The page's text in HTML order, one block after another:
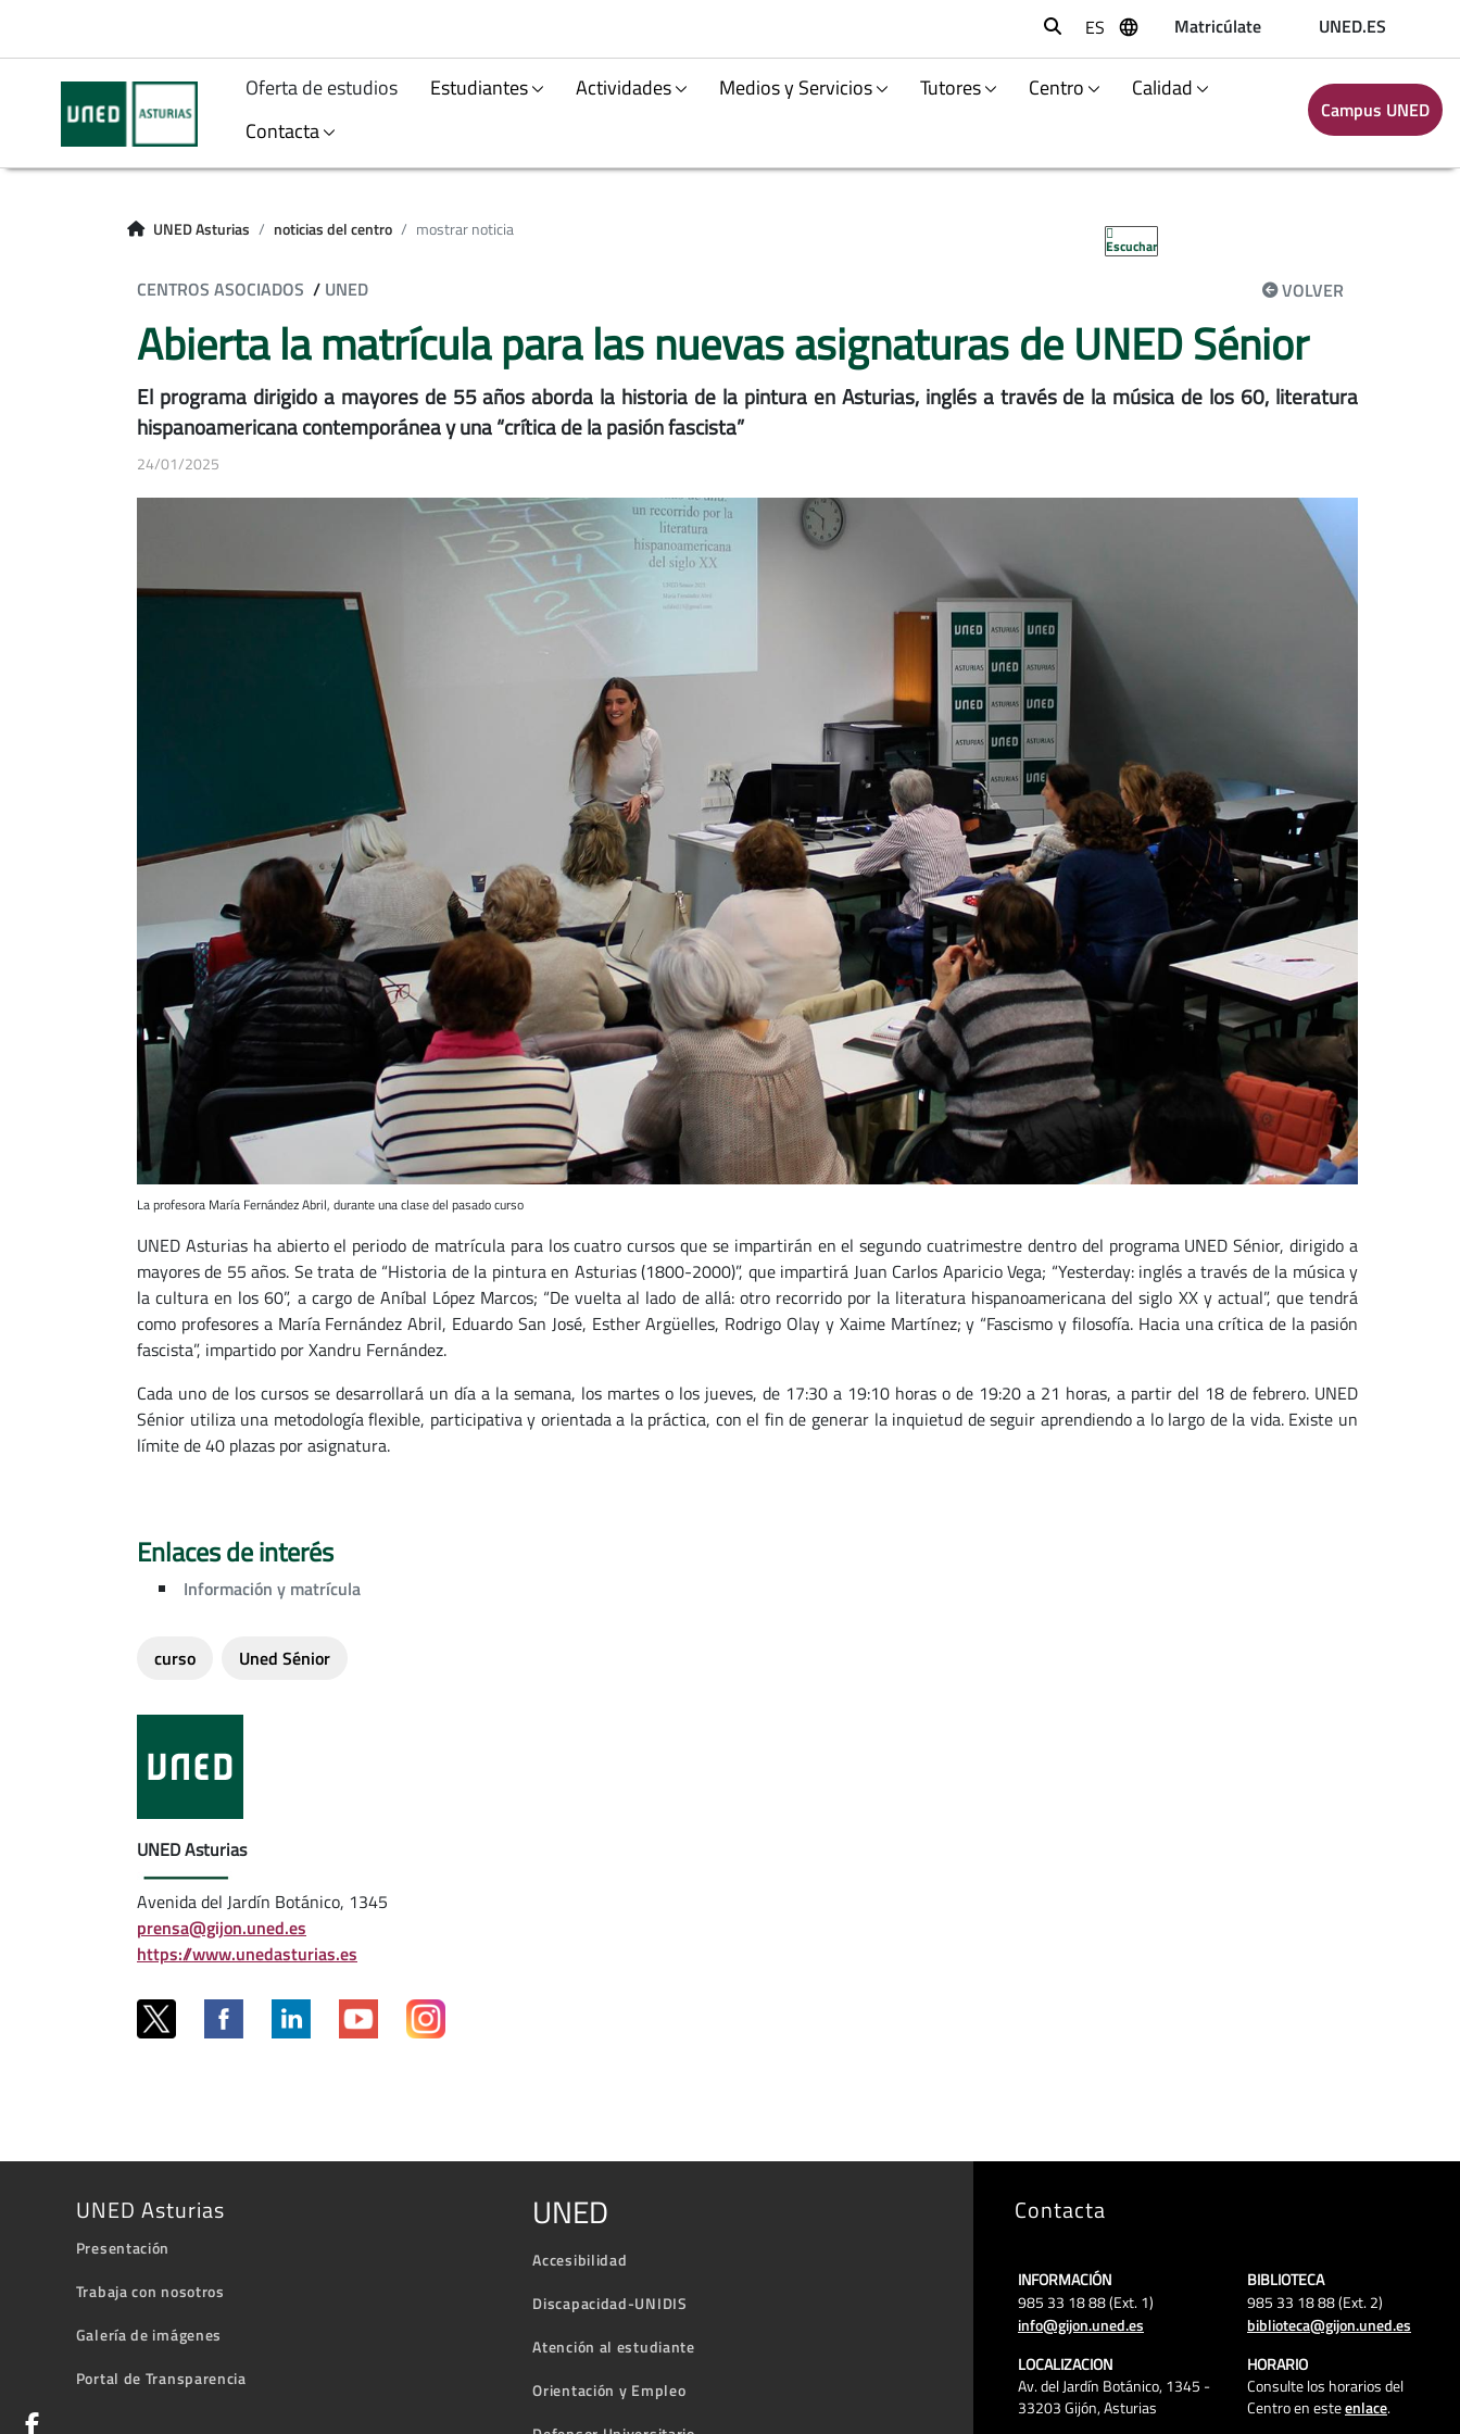
Buscar
ES Matricúlate UNED.ES
Oferta de estudios Estudiantes Actividades Medios y Servicios Tutores Centro
Calidad
Contacta
Campus UNED
UNED Asturias noticias del centro mostrar noticia
Escuchar
CENTROS ASOCIADOS / UNED VOLVER
Abierta la matrícula para las nuevas asignaturas de UNED Sénior
El programa dirigido a mayores de 55 años aborda la historia de la pintura en Asturias, inglés a través de la música de los 60, literatura
hispanoamericana contemporánea y una “crítica de la pasión fascista”
24/01/2025
La profesora María Fernández Abril, durante una clase del pasado curso
UNED Asturias ha abierto el periodo de matrícula para los cuatro cursos que se impartirán en el segundo cuatrimestre dentro del programa UNED Sénior, dirigido a
mayores de 55 años. Se trata de “Historia de la pintura en Asturias (1800-2000)”, que impartirá Juan Carlos Aparicio Vega; “Yesterday: inglés a través de la música y
la cultura en los 60”, a cargo de Aníbal López Marcos; “De vuelta al lado de allá: otro recorrido por la literatura hispanoamericana del siglo XX y actual”, que tendrá
como profesores a María Fernández Abril, Eduardo San José, Esther Argüelles, Rodrigo Olay y Xaime Martínez; y “Fascismo y filosofía. Hacia una crítica de la pasión
fascista”, impartido por Xandru Fernández.
Cada uno de los cursos se desarrollará un día a la semana, los martes o los jueves, de 17:30 a 19:10 horas o de 19:20 a 21 horas, a partir del 18 de febrero. UNED
Sénior utiliza una metodología flexible, participativa y orientada a la práctica, con el fin de generar la inquietud de seguir aprendiendo a lo largo de la vida. Existe un
límite de 40 plazas por asignatura.
Enlaces de interés
Información y matrícula
curso Uned Sénior
UNED Asturias
Avenida del Jardín Botánico, 1345
prensa@gijon.uned.es
https://www.unedasturias.es
UNED Asturias
Presentación
Trabaja con nosotros
Galería de imágenes
Portal de Transparencia
UNED
Accesibilidad
Discapacidad-UNIDIS
Atención al estudiante
Orientación y Empleo
Contacta
INFORMACIÓN
985 33 18 88 (Ext. 1)
info@gijon.uned.es
BIBLIOTECA
985 33 18 88 (Ext. 2)
biblioteca@gijon.uned.es
LOCALIZACION
Av. del Jardín Botánico, 1345 -
33203 Gijón, Asturias
HORARIO
Consulte los horarios del
Centro en esteenlace.